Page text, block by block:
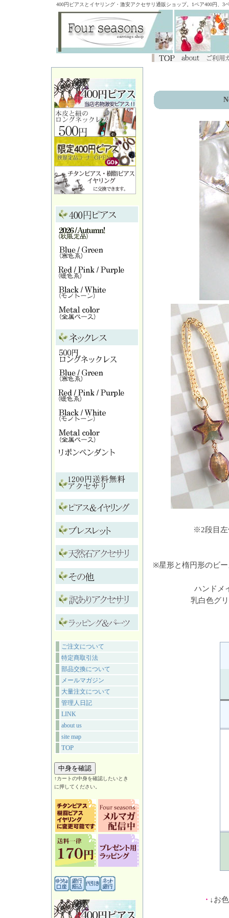
400円ピアスとイヤリング・激安アクセサリ通販ショップ。1ペア400円、
ご注文について
特定商取引法
部品交換について
メールマガジン
大量注文について
管理人日記
LINK
about us
site map
TOP
↑カートの中身を確認したいとき
に押してください。
※2段目左
※星形と楕円形のビ
ハンドメ
乳白色グ
↓お